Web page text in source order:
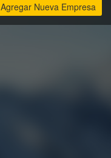
Agregar Nueva Empresa